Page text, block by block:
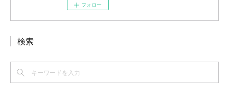
フォロー
検索